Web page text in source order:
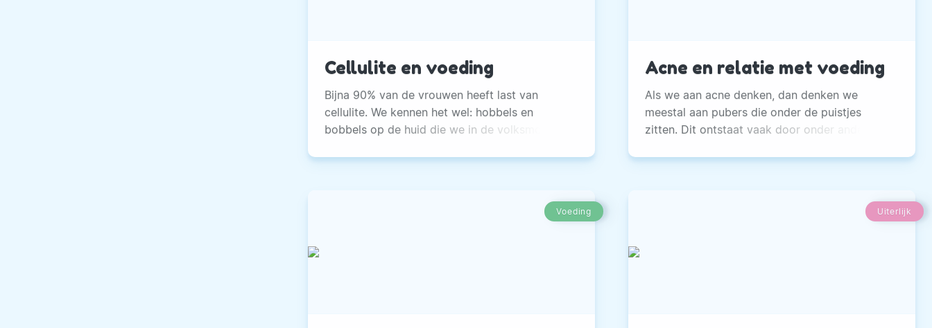
Cellulite en voeding
Bijna 90% van de vrouwen heeft last van
cellulite. We kennen het wel: hobbels en
bobbels op de huid die we in de volksmond
Acne en relatie met voeding
Als we aan acne denken, dan denken we
meestal aan pubers die onder de puistjes
zitten. Dit ontstaat vaak door onder andere
Voeding Uiterlijk